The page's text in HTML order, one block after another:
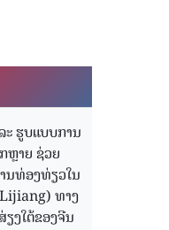
ຮູບແບບການ
າຍ ຊ່ວຍ
ນທ່ອງທ່ຽວໃນ
ທາງ
ງໃຕ້ຂອງຈີນ